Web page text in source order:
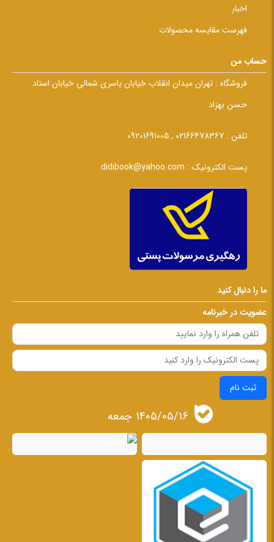
اخبار
فهرست مقایسه محصولات
حساب من
فروشگاه : تهران میدان انقلاب خیابان یاسری شمالی خیابان استاد
حسن بهزاد
تلفن : 02166478367 , 09201691005
پست الکترونیک : didibook@yahoo.com
ما را دنبال کنید
عضویت در خبرنامه
ثبت نام
1405/05/16 جمعه